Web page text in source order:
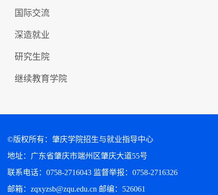
国际交流
深造就业
研究生院
继续教育学院
©版权所有：肇庆学院招生与就业指导中心
地址：广东省肇庆市端州区肇庆大道55号
联系电话：0758-2716043 监督举报：0758-2716326
邮箱：zqxyzsb@zqu.edu.cn 邮编：526061